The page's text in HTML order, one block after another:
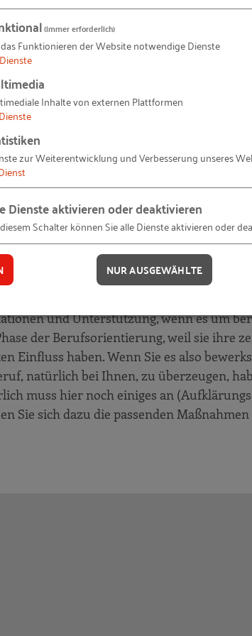
vorgehen und das haben Sie davon
KG
ihre Vorstellungen und tauschen
den Eltern und auch den Lehrern aber
und Unterstützung, wenn es um
der Berufsorientierung, weil sie ihre
Einfluss haben. Wenn Sie es also
natürlich bei Ihnen, zu überzeugen,
muss hier noch einiges an
Sie sich dazu die passenden
(immer erforderlich)
Funktionieren der Website notwendige Dienste
Dienste
Inhalte von externen Plattformen
Dienste
zur Weiterentwicklung und Verbesserung unseres
Dienste aktivieren oder deaktivieren
Schalter können Sie alle Dienste aktivieren oder
NUR AUSGEWÄHLTE